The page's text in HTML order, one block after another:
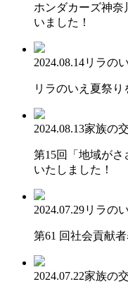
ホンダカーズ神奈
いました！
2024.08.14リラの
リラのいえ夏祭り
2024.08.13家族の
第15回「地域が
いたしました！
2024.07.29リラの
第61 回社会貢献
2024.07.22家族の